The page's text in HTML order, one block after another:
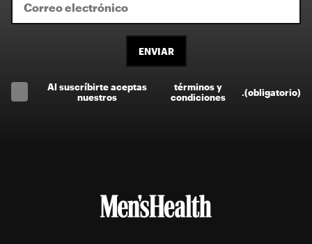
ENVIAR
Al suscríbirte aceptas
nuestros
términos y
condiciones
(obligatorio)